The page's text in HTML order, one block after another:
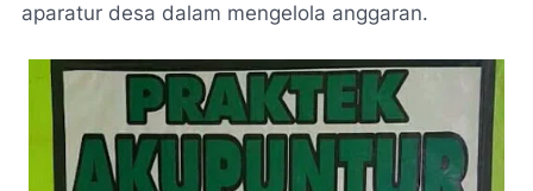
aparatur desa dalam mengelola anggaran.